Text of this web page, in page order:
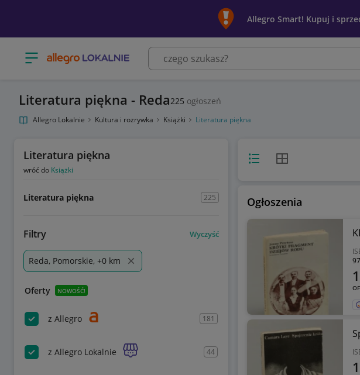
Allegro Smart! Kupuj i
Otwórz menu z kategoriami
Literatura piękna - Reda225 ogłoszeń
Allegro Lokalnie Kultura i rozrywka Książki Literatura piękna
Literatura piękna
wróć do Książki
Literatura piękna 225
Filtry Wyczyść
Reda, Pomorskie, +0 km
Oferty NOWOŚĆ!
z Allegro 181
z Allegro Lokalnie 44
Widok listyWidok siatki
Ogłoszenia